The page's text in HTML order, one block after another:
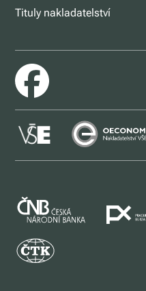
Tituly nakladatelství